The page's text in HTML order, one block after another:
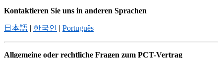
Kontaktieren Sie uns in anderen Sprachen
日本語 | 한국인 | Português
Allgemeine oder rechtliche Fragen zum PCT-Vertrag